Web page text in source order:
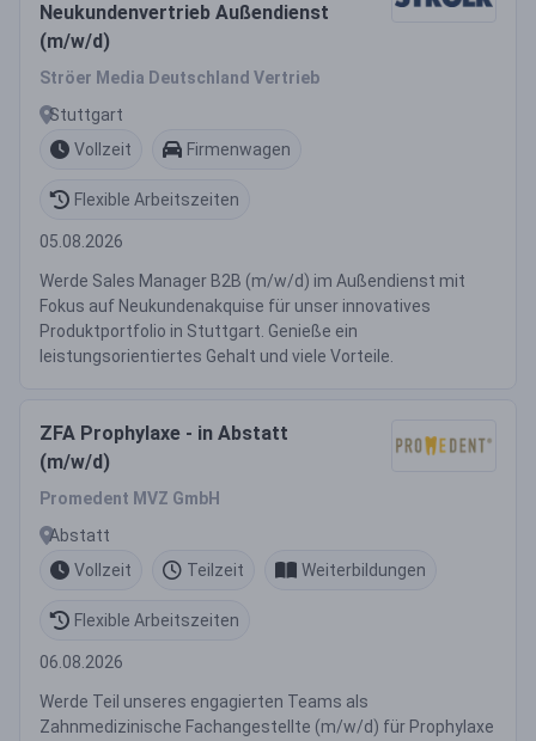
Neukundenvertrieb Außendienst
(m/w/d)
Ströer Media Deutschland Vertrieb
Stuttgart
Vollzeit
Firmenwagen
Flexible Arbeitszeiten
05.08.2026
Werde Sales Manager B2B (m/w/d) im Außendienst mit
Fokus auf Neukundenakquise für unser innovatives
Produktportfolio in Stuttgart. Genieße ein
leistungsorientiertes Gehalt und viele Vorteile.
ZFA Prophylaxe - in Abstatt
(m/w/d)
Promedent MVZ GmbH
Abstatt
Vollzeit
Teilzeit Weiterbildungen
Flexible Arbeitszeiten
06.08.2026
Werde Teil unseres engagierten Teams als
Zahnmedizinische Fachangestellte (m/w/d) für Prophylaxe